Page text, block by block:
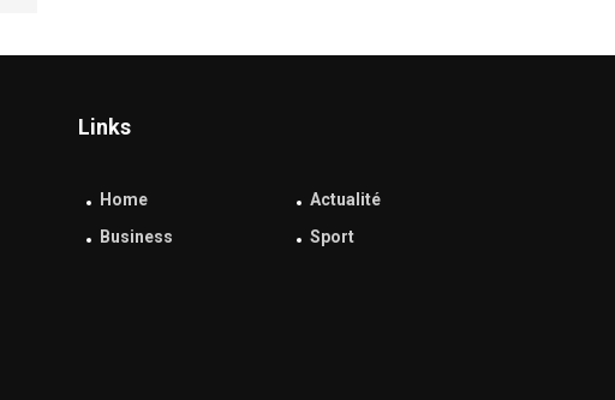
Links
Home
Actualité
Business
Sport